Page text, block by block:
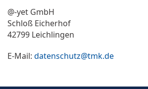
@-yet GmbH
Schloß Eicherhof
42799 Leichlingen
E-Mail: datenschutz@tmk.de